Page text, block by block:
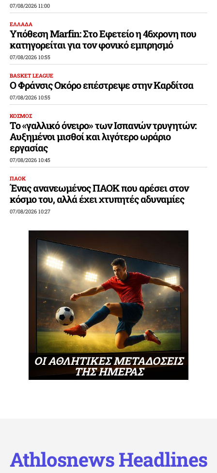
07/08/2026 11:00
ΕΛΛΑΔΑ
Υπόθεση Marfin: Στο Εφετείο η 46χρονη που
κατηγορείται για τον φονικό εμπρησμό
07/08/2026 10:55
BASKET LEAGUE
Ο Φράνσις Οκόρο επέστρεψε στην Καρδίτσα
07/08/2026 10:55
ΚΟΣΜΟΣ
Το «γαλλικό όνειρο» των Ισπανών τρυγητών:
Αυξημένοι μισθοί και λιγότερο ωράριο
εργασίας
07/08/2026 10:45
ΠΑΟΚ
Ένας ανανεωμένος ΠΑΟΚ που αρέσει στον
κόσμο του, αλλά έχει χτυπητές αδυναμίες
07/08/2026 10:27
ΟΙ ΑΘΛΗΤΙΚΕΣ ΜΕΤΑΔΟΣΕΙΣ
ΤΗΣ ΗΜΕΡΑΣ
Athlosnews Headlines